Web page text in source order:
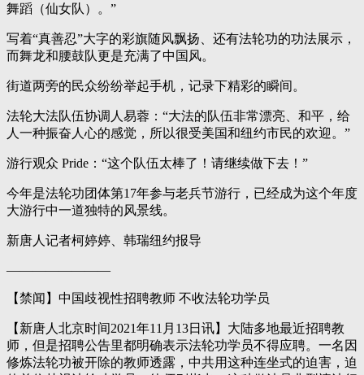
舞蹈（仙女队）。”
写着“真善忍”大字的彩旗随风飘扬、还有法轮功的功法展示，
而舞龙和腰鼓队更是充满了中国风。
街道两旁的民众纷纷举起手机，记录下精彩的瞬间。
法轮大法队伍协调人易蓉：“大法的队伍非常漂亮、和平，给
人一种振奋人心的感觉，所以很受美国和纽约市民的欢迎。”
游行观众 Pride：“这个队伍太棒了！请继续做下去！”
今年是法轮功团体第17年参与老兵节游行，已经成为这个年度
大游行中一道独特的风景线。
新唐人记者柯婷婷、韩瑞纽约报导
————————
【禁闻】中国歧视性招聘教师 不收法轮功学员
【新唐人北京时间2021年11月13日讯】大陆多地最近招聘教
师，但是招聘公告里都明确表示法轮功学员不得应聘。一名因
修炼法轮功被开除的教师透露，中共用这种连坐式的迫害，迫